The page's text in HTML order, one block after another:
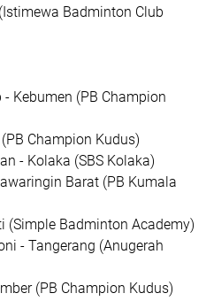
Badminton Club
Kebumen (PB Champion
Champion Kudus)
- Kolaka (SBS Kolaka)
Barat (PB Kumala
(Simple Badminton Academy)
- Tangerang (Anugerah
(PB Champion Kudus)